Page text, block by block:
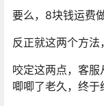
要么，8块钱运费
反正就这两个方法
咬定这两点，客服
唧唧了老久，终于